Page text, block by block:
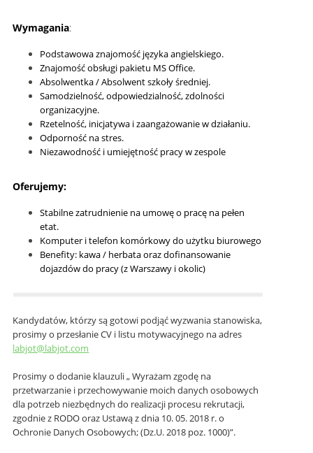
Wymagania:
Podstawowa znajomość języka angielskiego.
Znajomość obsługi pakietu MS Office.
Absolwentka / Absolwent szkoły średniej.
Samodzielność, odpowiedzialność, zdolności
organizacyjne.
Rzetelność, inicjatywa i zaangażowanie w działaniu.
Odporność na stres.
Niezawodność i umiejętność pracy w zespole
Oferujemy:
Stabilne zatrudnienie na umowę o pracę na pełen
etat.
Komputer i telefon komórkowy do użytku biurowego
Benefity: kawa / herbata oraz dofinansowanie
dojazdów do pracy (z Warszawy i okolic)
Kandydatów, którzy są gotowi podjąć wyzwania stanowiska,
prosimy o przesłanie CV i listu motywacyjnego na adres
labjot@labjot.com
Prosimy o dodanie klauzuli „ Wyrażam zgodę na
przetwarzanie i przechowywanie moich danych osobowych
dla potrzeb niezbędnych do realizacji procesu rekrutacji,
zgodnie z RODO oraz Ustawą z dnia 10. 05. 2018 r. o
Ochronie Danych Osobowych; (Dz.U. 2018 poz. 1000)”.